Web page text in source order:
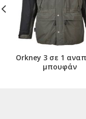
Orkney 3 σε 1
μπουφάν